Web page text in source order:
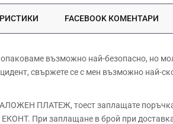
FACEBOOK КОМЕНТАРИ
възможно най-безопасно, но
свържете се с мен възможно най-
ПЛАТЕЖ, тоест заплащате
При заплащане в брой при